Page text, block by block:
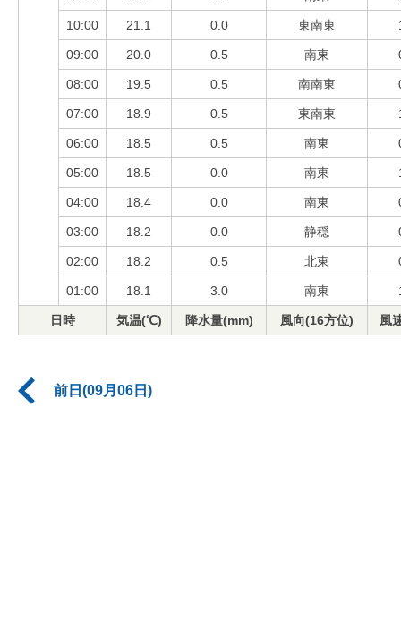
10:00 21.1 0.0 東南東
09:00 20.0 0.5 南東
08:00 19.5 0.5 南南東
07:00 18.9 0.5 東南東
06:00 18.5 0.5 南東
05:00 18.5 0.0 南東
04:00 18.4 0.0 南東
03:00 18.2 0.0 静穏
02:00 18.2 0.5 北東
01:00 18.1 3.0 南東
日時 気温(℃) 降水量(mm) 風向(16方位) 風
前日(09月06日)